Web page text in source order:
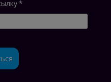
1ВАО?
на
*